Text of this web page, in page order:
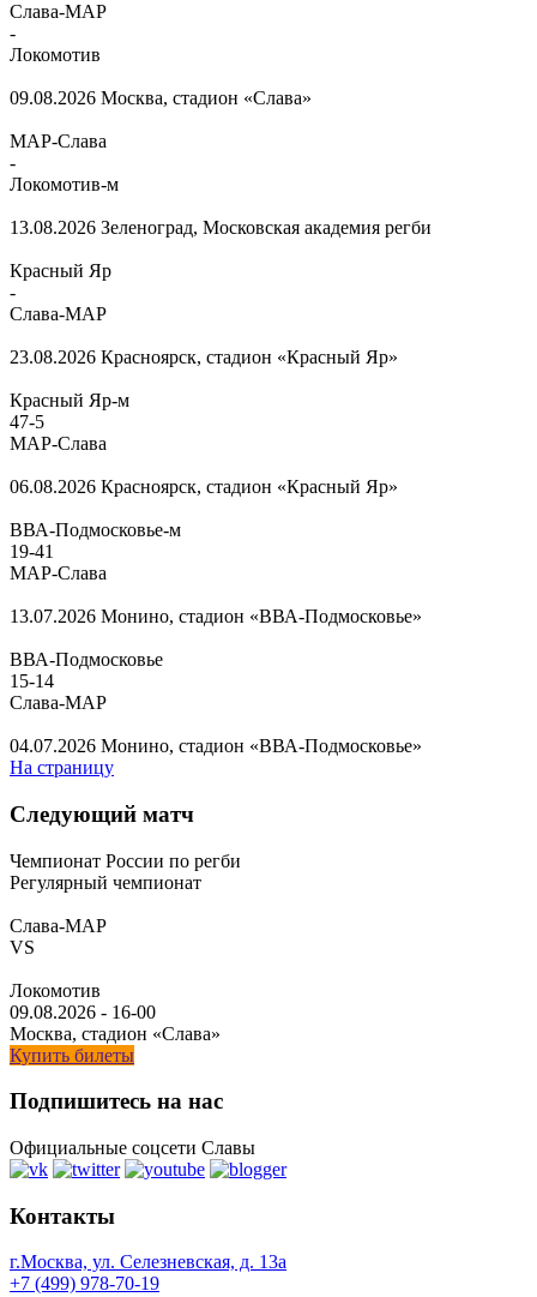
Слава-МАР
-
Локомотив
09.08.2026 Москва, стадион «Слава»
МАР-Слава
-
Локомотив-м
13.08.2026 Зеленоград, Московская академия регби
Красный Яр
-
Слава-МАР
23.08.2026 Красноярск, стадион «Красный Яр»
Красный Яр-м
47-5
МАР-Слава
06.08.2026 Красноярск, стадион «Красный Яр»
ВВА-Подмосковье-м
19-41
МАР-Слава
13.07.2026 Монино, стадион «ВВА-Подмосковье»
ВВА-Подмосковье
15-14
Слава-МАР
04.07.2026 Монино, стадион «ВВА-Подмосковье»
На страницу
Следующий матч
Чемпионат России по регби
Регулярный чемпионат
Слава-МАР
VS
Локомотив
09.08.2026 - 16-00
Москва, стадион «Слава»
Купить билеты
Подпишитесь на нас
Официальные соцсети Славы
Контакты
г.Москва, ул. Селезневская, д. 13a
+7 (499) 978-70-19